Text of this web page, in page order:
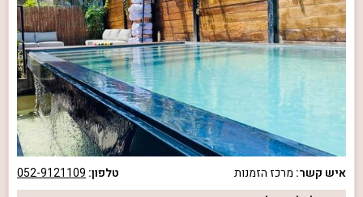
איש קשר: מרכז הזמנות טלפון: 052-9121109